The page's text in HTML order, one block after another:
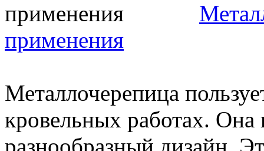
применения
Металлочерепица
кровельных работах. Она